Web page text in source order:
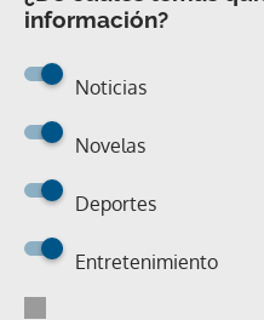
información?
Noticias
Novelas
Deportes
Entretenimiento